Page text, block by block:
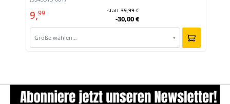
9,99 statt39,99 €
-30,00 €
Größe wählen… ▾